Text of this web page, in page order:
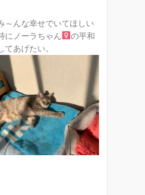
～んな幸せでいてほしい
にノーラちゃん
の平和
てあげたい。